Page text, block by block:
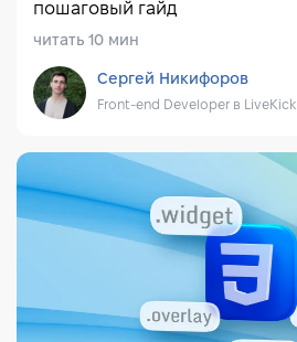
пошаговый гайд
читать 10 мин
Сергей Никифоров
Front-end Developer в LiveKick